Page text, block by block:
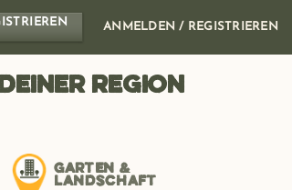
ANMELDEN / REGISTRIEREN
Region
GARTEN &
LANDSCHAFT